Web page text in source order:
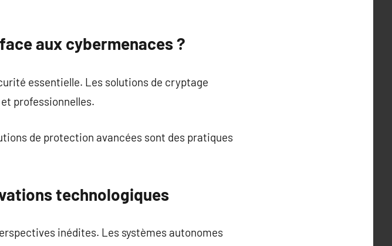
aux cybermenaces ?
essentielle. Les solutions de cryptage
professionnelles.
de protection avancées sont des pratiques
technologiques
inédites. Les systèmes autonomes